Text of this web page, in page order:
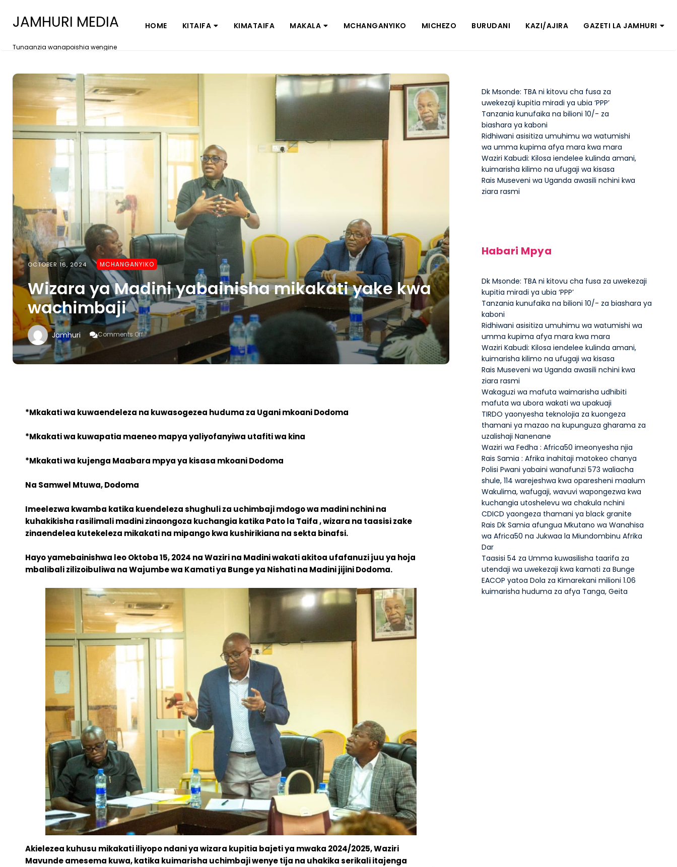
JAMHURI MEDIA
Tunaanzia wanapoishia wengine
HOME KITAIFA KIMATAIFA MAKALA MCHANGANYIKO MICHEZO BURUDANI KAZI/AJIRA GAZETI LA JAMHURI
OCTOBER 16, 2024 MCHANGANYIKO
Wizara ya Madini yabainisha mikakati yake kwa
wachimbaji
Jamhuri Comments Off
On
Wizara
*Mkakati wa kuwaendeleza na kuwasogezea huduma za Ugani mkoani Dodoma
*Mkakati wa kuwapatia maeneo mapya yaliyofanyiwa utafiti wa kina
*Mkakati wa kujenga Maabara mpya ya kisasa mkoani Dodoma
Na Samwel Mtuwa, Dodoma
Imeelezwa kwamba katika kuendeleza shughuli za uchimbaji mdogo wa madini nchini na
kuhakikisha rasilimali madini zinaongoza kuchangia katika Pato la Taifa , wizara na taasisi zake
zinaendelea kutekeleza mikakati na mipango kwa kushirikiana na sekta binafsi.
Hayo yamebainishwa leo Oktoba 15, 2024 na Waziri na Madini wakati akitoa ufafanuzi juu ya hoja
mbalibali zilizoibuliwa na Wajumbe wa Kamati ya Bunge ya Nishati na Madini jijini Dodoma.
Akielezea kuhusu mikakati iliyopo ndani ya wizara kupitia bajeti ya mwaka 2024/2025, Waziri
Mavunde amesema kuwa, katika kuimarisha uchimbaji wenye tija na uhakika serikali itajenga
Dk Msonde: TBA ni kitovu cha fusa za
uwekezaji kupitia miradi ya ubia ‘PPP’
Tanzania kunufaika na bilioni 10/- za
biashara ya kaboni
Ridhiwani asisitiza umuhimu wa watumishi
wa umma kupima afya mara kwa mara
Waziri Kabudi: Kilosa iendelee kulinda amani,
kuimarisha kilimo na ufugaji wa kisasa
Rais Museveni wa Uganda awasili nchini kwa
ziara rasmi
Habari Mpya
Dk Msonde: TBA ni kitovu cha fusa za uwekezaji
kupitia miradi ya ubia ‘PPP’
Tanzania kunufaika na bilioni 10/- za biashara ya
kaboni
Ridhiwani asisitiza umuhimu wa watumishi wa
umma kupima afya mara kwa mara
Waziri Kabudi: Kilosa iendelee kulinda amani,
kuimarisha kilimo na ufugaji wa kisasa
Rais Museveni wa Uganda awasili nchini kwa
ziara rasmi
Wakaguzi wa mafuta waimarisha udhibiti
mafuta wa ubora wakati wa upakuaji
TIRDO yaonyesha teknolojia za kuongeza
thamani ya mazao na kupunguza gharama za
uzalishaji Nanenane
Waziri wa Fedha : Africa50 imeonyesha njia
Rais Samia : Afrika inahitaji matokeo chanya
Polisi Pwani yabaini wanafunzi 573 waliacha
shule, 114 warejeshwa kwa oparesheni maalum
Wakulima, wafugaji, wavuvi wapongezwa kwa
kuchangia utoshelevu wa chakula nchini
CDICD yaongeza thamani ya black granite
Rais Dk Samia afungua Mkutano wa Wanahisa
wa Africa50 na Jukwaa la Miundombinu Afrika
Dar
Taasisi 54 za Umma kuwasilisha taarifa za
utendaji wa uwekezaji kwa kamati za Bunge
EACOP yatoa Dola za Kimarekani milioni 1.06
kuimarisha huduma za afya Tanga, Geita